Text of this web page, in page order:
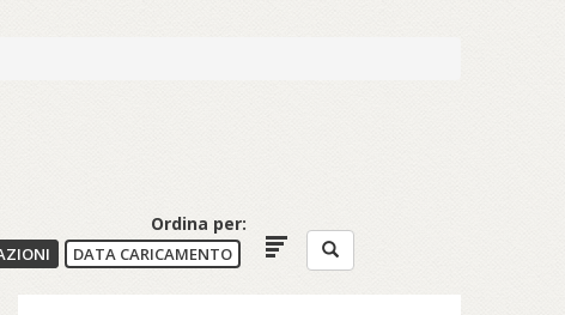
Ordina per:
DATA CARICAMENTO